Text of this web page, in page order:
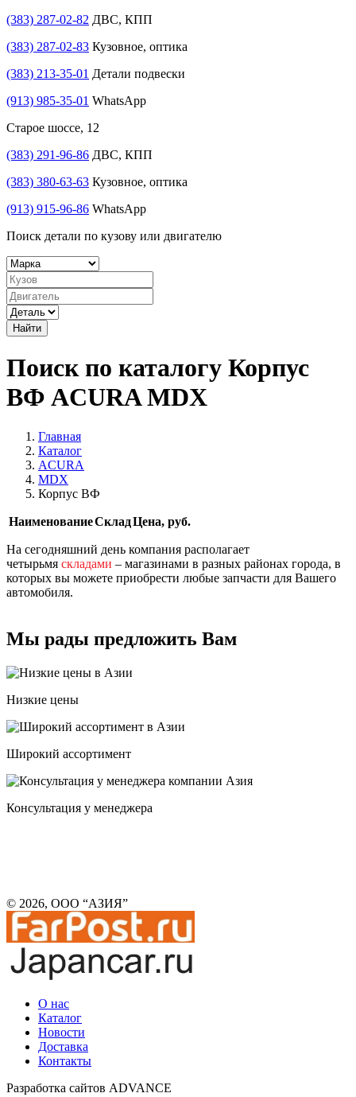
(383) 287-02-82 ДВС, КПП
(383) 287-02-83 Кузовное, оптика
(383) 213-35-01 Детали подвески
(913) 985-35-01 WhatsApp
Старое шоссе, 12
(383) 291-96-86 ДВС, КПП
(383) 380-63-63 Кузовное, оптика
(913) 915-96-86 WhatsApp
Поиск детали по кузову или двигателю
Найти
Поиск по каталогу Корпус
ВФ ACURA MDX
Главная
Каталог
ACURA
MDX
Корпус ВФ
НаименованиеСкладЦена, руб.
На сегодняшний день компания располагает
четырьмя складами – магазинами в разных районах города, в
которых вы можете приобрести любые запчасти для Вашего
автомобиля.
Мы рады предложить Вам
Низкие цены
Широкий ассортимент
Консультация у менеджера
© 2026, ООО “АЗИЯ”
О нас
Каталог
Новости
Доставка
Контакты
Разработка сайтов ADVANCE